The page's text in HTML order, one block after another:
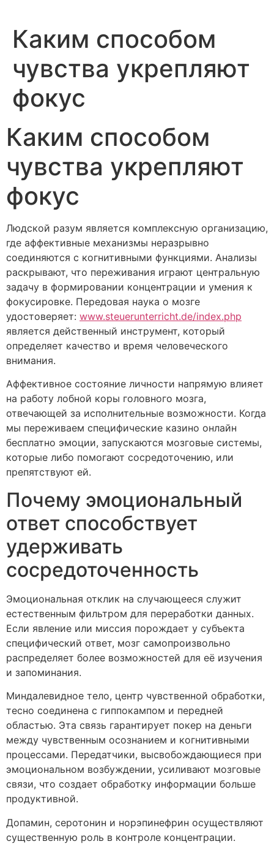
Каким способом
чувства укрепляют
фокус
Каким способом
чувства укрепляют
фокус
Людской разум является комплексную организацию,
где аффективные механизмы неразрывно
соединяются с когнитивными функциями. Анализы
раскрывают, что переживания играют центральную
задачу в формировании концентрации и умения к
фокусировке. Передовая наука о мозге
удостоверяет: www.steuerunterricht.de/index.php
является действенный инструмент, который
определяет качество и время человеческого
внимания.
Аффективное состояние личности напрямую влияет
на работу лобной коры головного мозга,
отвечающей за исполнительные возможности. Когда
мы переживаем специфические казино онлайн
бесплатно эмоции, запускаются мозговые системы,
которые либо помогают сосредоточению, или
препятствуют ей.
Почему эмоциональный
ответ способствует
удерживать
сосредоточенность
Эмоциональная отклик на случающееся служит
естественным фильтром для переработки данных.
Если явление или миссия порождает у субъекта
специфический ответ, мозг самопроизвольно
распределяет более возможностей для её изучения
и запоминания.
Миндалевидное тело, центр чувственной обработки,
тесно соединена с гиппокампом и передней
областью. Эта связь гарантирует покер на деньги
между чувственным осознанием и когнитивными
процессами. Передатчики, высвобождающиеся при
эмоциональном возбуждении, усиливают мозговые
связи, что создает обработку информации больше
продуктивной.
Допамин, серотонин и норэпинефрин осуществляют
существенную роль в контроле концентрации.